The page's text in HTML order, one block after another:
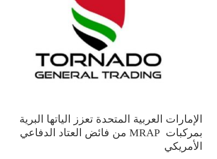
الإمارات العربية المتحدة تعزز الياتها البرية
بمركبات MRAP من فائض العتاد الدفاعي
الأمريكي